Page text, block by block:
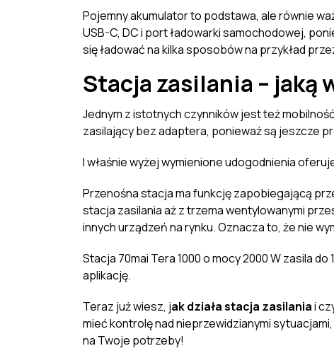
Pojemny akumulator to podstawa, ale równie
USB-C, DC i port ładowarki samochodowej,
się ładować na kilka sposobów na przykład
Stacja zasilania – jaką
Jednym z istotnych czynników jest też
zasilający bez adaptera, ponieważ są jeszcze
I właśnie wyżej wymienione udogodnienia
Przenośna stacja ma funkcję zapobiegającą
stacja zasilania aż z trzema wentylowanymi
innych urządzeń na rynku. Oznacza to, że nie
Stacja 70mai Tera 1000 o mocy 2000 W zasila
aplikację.
Teraz już wiesz, jak działa stacja zasilaniai
mieć kontrolę nad nieprzewidzianymi
na Twoje potrzeby!